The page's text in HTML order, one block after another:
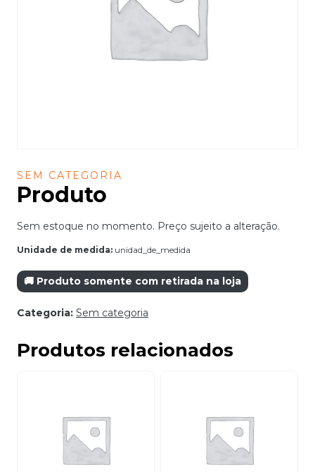
SEM CATEGORIA
Produto
Sem estoque no momento. Preço sujeito a alteração.
Unidade de medida: unidad_de_medida
🚚 Produto somente com retirada na loja
Categoria: Sem categoria
Produtos relacionados